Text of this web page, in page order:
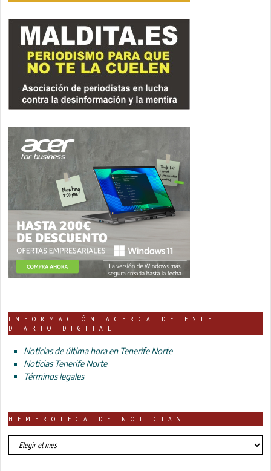
INFORMACIÓN ACERCA DE ESTE
DIARIO DIGITAL
Noticias de última hora en Tenerife Norte
Noticias Tenerife Norte
Términos legales
HEMEROTECA DE NOTICIAS
HEMEROTECA
DE